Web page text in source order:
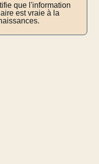
que l'information
est vraie à la